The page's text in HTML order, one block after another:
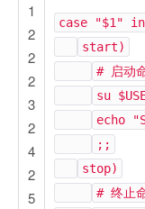
1
2
2
2
3
2
4
2
5
case "$1" in
start)
# 启动
su
echo
;;
stop)
# 终止